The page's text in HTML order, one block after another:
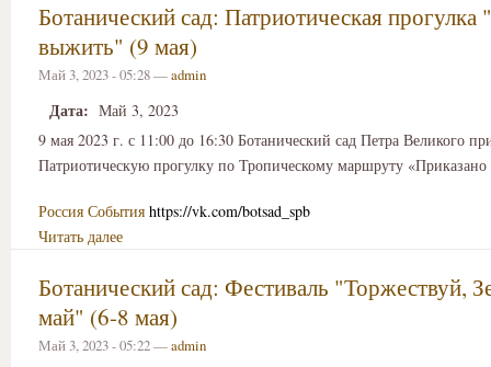
Ботанический сад: Патриотическая прогулка
выжить" (9 мая)
Май 3, 2023 - 05:28 —admin
Дата: Май 3, 2023
9 мая 2023 г. с 11:00 до 16:30 Ботанический сад Петра Великого
Патриотическую прогулку по Тропическому маршруту
Россия События https://vk.com/botsad_spb
Читать далее
Ботанический сад: Фестиваль "Торжествуй,
май" (6-8 мая)
Май 3, 2023 - 05:22 —admin